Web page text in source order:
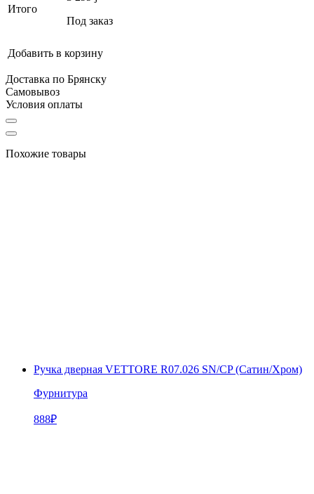
Итого
Под заказ
Добавить в корзину
Доставка по Брянску
Самовывоз
Условия оплаты
Похожие товары
Ручка дверная VЕTTORE R07.026 SN/CP (Сатин/Хром)
Фурнитура
888₽